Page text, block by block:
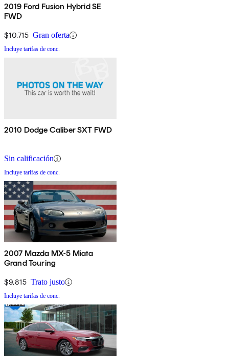
2019 Ford Fusion Hybrid SE
FWD
$10,715 Gran oferta
Incluye tarifas de conc.
2010 Dodge Caliber SXT FWD
Sin calificación
Incluye tarifas de conc.
2007 Mazda MX-5 Miata
Grand Touring
$9,815 Trato justo
Incluye tarifas de conc.